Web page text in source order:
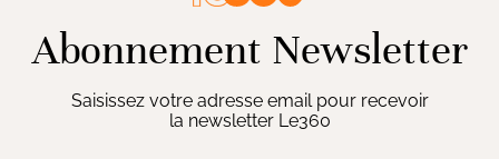
Abonnement Newsletter
Saisissez votre adresse email pour recevoir
la newsletter Le360